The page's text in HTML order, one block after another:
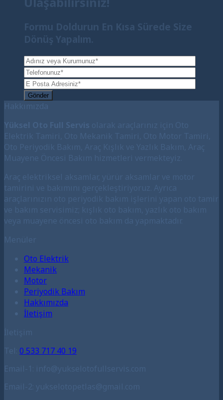
Formu Doldurun En Kısa Sürede Size
Dönüş Yapalım.
Hakkımızda
Yüksel Oto Full Servis olarak araçlarınız için Oto
Elektrik Tamiri, Oto Mekanik Tamiri, Oto Motor Tamiri,
Oto Periyodik Bakım, Araç Kışlık ve Yazlık Bakım, Araç
Muayene Öncesi Bakım hizmetleri vermekteyiz.
Araç elektriksel aksamlar, yürür aksamlar ve motor
tamirini ve bakımını gerçekleştiriyoruz. Ayrıca
araçlarınızın oto periyodik bakım işlerini yapan oto tamir
ve bakım servisimiz; kışlık oto bakım, yazlık oto bakım
veya muayene öncesi oto bakım da yapmaktadır.
Menüler
Oto Elektrik
Mekanik
Motor
Periyodik Bakım
Hakkımızda
İletişim
İletişim
Tel: 0 533 717 40 19
Email-1: info@yukselotofullservis.com
Email-2: yukselotopetlas@gmail.com